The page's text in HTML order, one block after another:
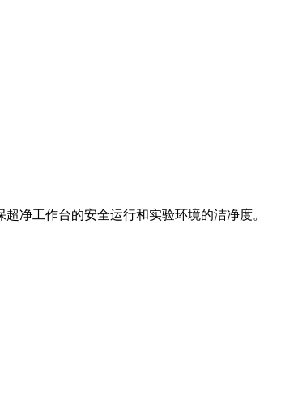
净工作台的安全运行和实验环境的洁净度。